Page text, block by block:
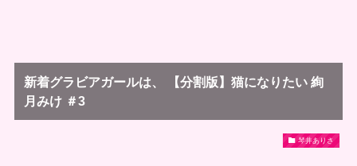
新着グラビアガールは、 【分割版】猫になりたい 絢
月みけ ＃3
琴井ありさ